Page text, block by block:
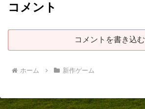
コメント
コメントを書き込む
ホーム 新作ゲーム